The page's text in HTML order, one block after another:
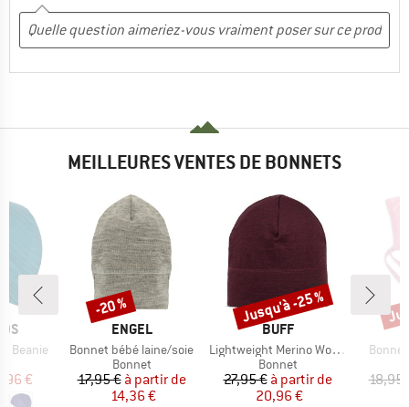
MEILLEURES VENTES DE BONNETS
Beanie
réduit
€
MARQUE
ENGEL
Article
Bonnet bébé laine/soie
Product group
Bonnet
Prix
17,95 € Prix réduit
à partir de
14,36 €
Remise
-20 %
MARQUE
BUFF
Article
Lightweight Merino Wool Hat
Product group
Bonnet
Prix
27,95 € Prix réduit
à partir de
20,96 €
Remise
Jusqu'à -25 %
Article
18,95